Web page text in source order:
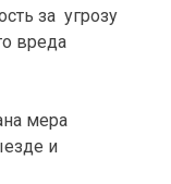
за угрозу
вреда
мера
и